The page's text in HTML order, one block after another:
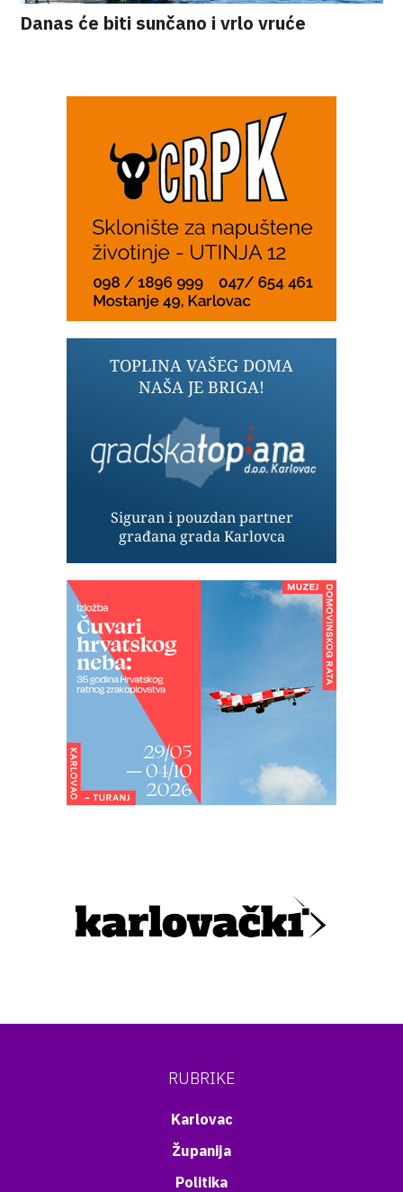
Danas će biti sunčano i vrlo vruće
RUBRIKE
Karlovac
Županija
Politika